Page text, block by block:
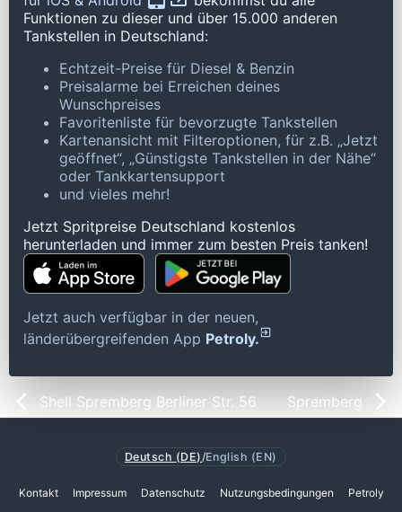
Funktionen zu dieser und über 15.000 anderen
Tankstellen in Deutschland:
Echtzeit-Preise für Diesel & Benzin
Preisalarme bei Erreichen deines
Wunschpreises
Favoritenliste für bevorzugte Tankstellen
Kartenansicht mit Filteroptionen, für z.B. „Jetzt
geöffnet“, „Günstigste Tankstellen in der Nähe“
oder Tankkartensupport
und vieles mehr!
Jetzt Spritpreise Deutschland kostenlos
herunterladen und immer zum besten Preis tanken!
Jetzt auch verfügbar in der neuen,
länderübergreifenden App Petroly.
Shell Spremberg Berliner Str. 56 Spremberg
Deutsch (DE) /English (EN)
Kontakt Impressum Datenschutz Nutzungsbedingungen Petroly